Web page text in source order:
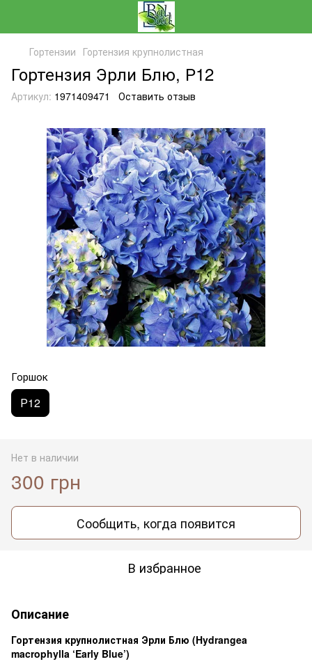
Гортензии Гортензия крупнолистная
Гортензия Эрли Блю, Р12
Артикул: 1971409471 Оставить отзыв
Горшок
Р12
Нет в наличии
300 грн
Сообщить, когда появится
В избранное
Описание
Гортензия крупнолистная Эрли Блю (Hydrangea
macrophylla ‘Early Blue’)